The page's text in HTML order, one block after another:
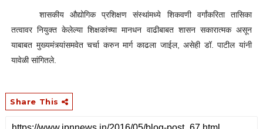
शासकीय औद्योगिक प्रशिक्षण संस्थांमध्ये शिकवणी वर्गांकरिता तासिका
तत्वावर नियुक्त केलेल्या शिक्षकांच्या मानधन वाढीबाबत शासन सकारात्मक असून
याबाबत मुख्यमंत्र्यांसमवेत चर्चा करुन मार्ग काढला जाईल,असेही डॉ. पाटील यांनी
यावेळी सांगितले.
Share This